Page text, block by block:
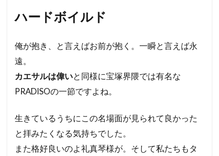
ハードボイルド
俺が抱き、と言えばお前が抱く。一瞬と言えば永
遠。
カエサルは偉いと同様に宝塚界隈では有名な
PRADISOの一節ですよね。
生きているうちにこの名場面が見られて良かった
と拝みたくなる気持ちでした。
また格好良いのよ礼真琴様が。そして私たちもタ